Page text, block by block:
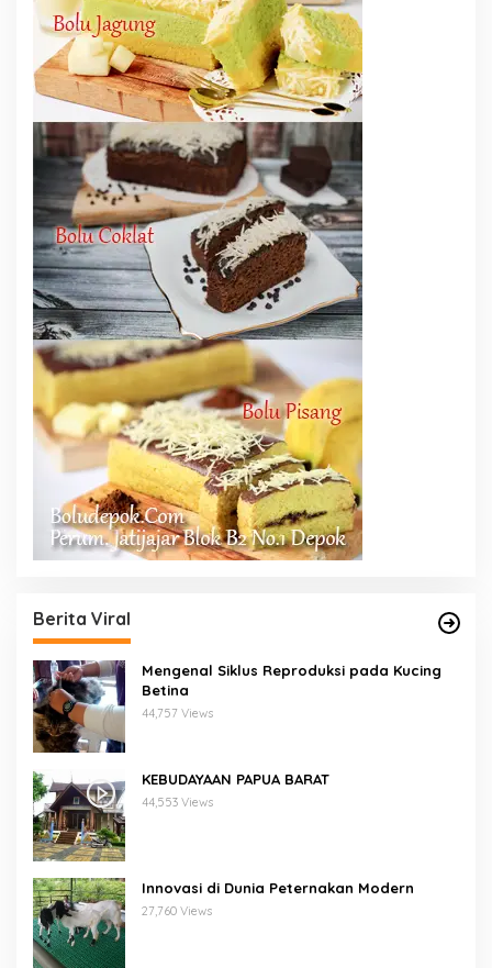
Berita Viral
Mengenal Siklus Reproduksi pada Kucing
Betina
44,757 Views
KEBUDAYAAN PAPUA BARAT
44,553 Views
Innovasi di Dunia Peternakan Modern
27,760 Views